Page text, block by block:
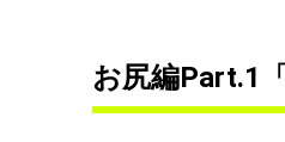
お尻編Part.1